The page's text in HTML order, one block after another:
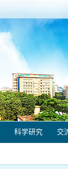
科学研究 交